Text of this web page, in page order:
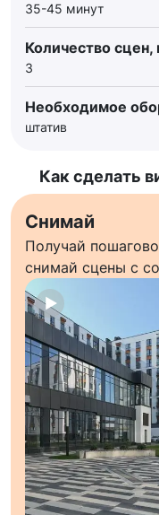
35-45 минут
Количество
3
Необходимое
штатив
Как сделать
Снимай
Получай
снимай сцены с